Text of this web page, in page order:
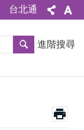
台北通
進階搜尋